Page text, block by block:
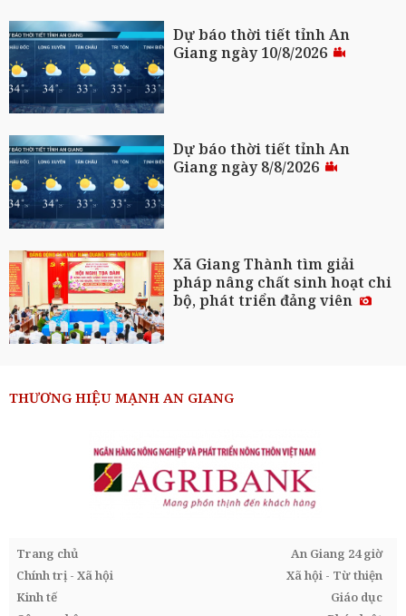
Dự báo thời tiết tỉnh An
Giang ngày 10/8/2026
Dự báo thời tiết tỉnh An
Giang ngày 8/8/2026
Xã Giang Thành tìm giải
pháp nâng chất sinh hoạt chi
bộ, phát triển đảng viên
THƯƠNG HIỆU MẠNH AN GIANG
Trang chủ
An Giang 24 giờ
Chính trị - Xã hội
Xã hội - Từ thiện
Kinh tế
Giáo dục